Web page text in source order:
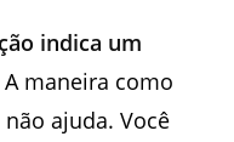
indica um
A maneira como
ajuda. Você